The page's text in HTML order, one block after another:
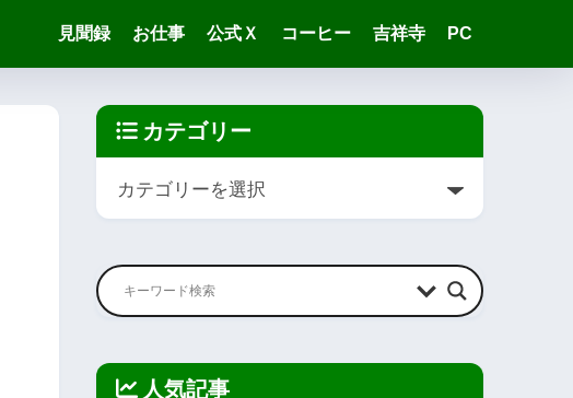
見聞録 お仕事 公式Ｘ コーヒー 吉祥寺 PC
カテゴリー
人気記事